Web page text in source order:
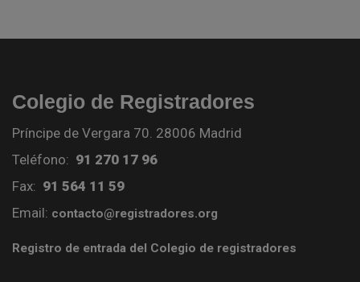
Colegio de Registradores
Príncipe de Vergara 70. 28006 Madrid
Teléfono: 91 270 17 96
Fax: 91 564 11 59
Email: contacto@registradores.org
Registro de entrada del Colegio de registradores